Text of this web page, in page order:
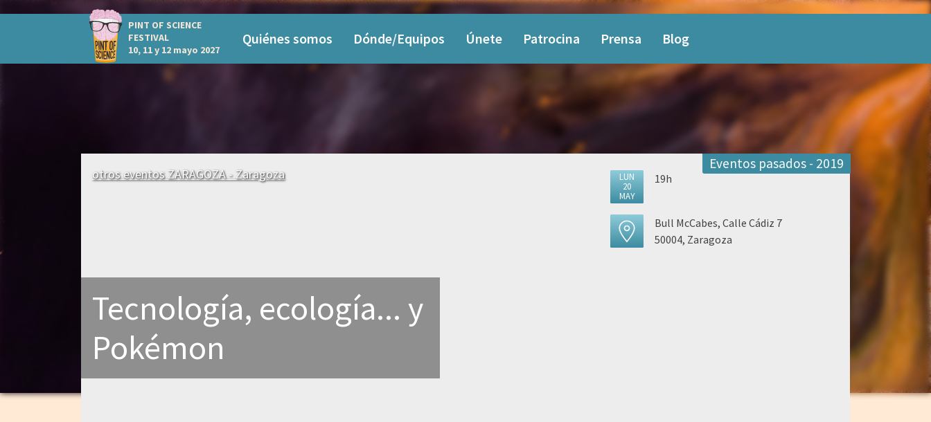
PINT OF SCIENCE
FESTIVAL
10, 11 y 12 mayo 2027
Quiénes somos Dónde/Equipos Únete Patrocina Prensa Blog
otros eventos ZARAGOZA - Zaragoza
Tecnología, ecología... y
Pokémon
Eventos pasados - 2019
LUN
20
MAY
19h
Bull McCabes, Calle Cádiz 7
50004, Zaragoza